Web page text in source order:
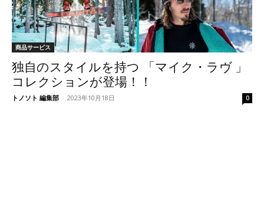
商品サービス
独自のスタイルを持つ 「マイク・ラヴ 」
コレクションが登場！！
トノソト 編集部 - 2023年10月18日 0